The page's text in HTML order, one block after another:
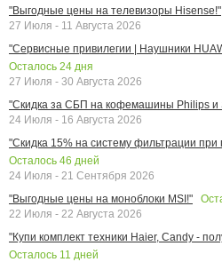
"Выгодные цены на телевизоры Hisense!"
27 Июля - 11 Августа 2026
"Сервисные привилегии | Наушники
Осталось 24 дня
27 Июля - 30 Августа 2026
"Скидка за СБП на кофемашины Philips и
24 Июля - 16 Августа 2026
"Скидка 15% на систему фильтрации при
Осталось 46 дней
24 Июля - 21 Сентября 2026
"Выгодные цены на моноблоки MSI!"
22 Июля - 22 Августа 2026
"Купи комплект техники Haier, Candy -
Осталось 11 дней